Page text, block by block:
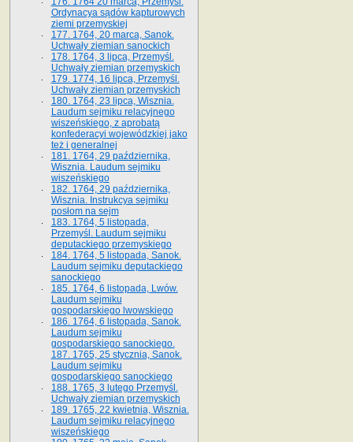
Ordynacya sądów kapturowych
ziemi przemyskiej
177. 1764, 20 marca, Sanok.
Uchwały ziemian sanockich
178. 1764, 3 lipca, Przemyśl.
Uchwały ziemian przemyskich
179. 1774, 16 lipca, Przemyśl.
Uchwały ziemian przemyskich
180. 1764, 23 lipca, Wisznia.
Laudum sejmiku relacyjnego
wiszeńskiego, z aprobatą
konfederacyi wojewódzkiej jako
też i generalnej
181. 1764, 29 października,
Wisznia. Laudum sejmiku
wiszeńskiego
182. 1764, 29 października,
Wisznia. Instrukcya sejmiku
posłom na sejm
183. 1764, 5 listopada,
Przemyśl. Laudum sejmiku
deputackiego przemyskiego
184. 1764, 5 listopada, Sanok.
Laudum sejmiku deputackiego
sanockiego
185. 1764, 6 listopada, Lwów.
Laudum sejmiku
gospodarskiego lwowskiego
186. 1764, 6 listopada, Sanok.
Laudum sejmiku
gospodarskiego sanockiego.
187. 1765, 25 stycznia, Sanok.
Laudum sejmiku
gospodarskiego sanockiego
188. 1765, 3 lutego Przemyśl.
Uchwały ziemian przemyskich
189. 1765, 22 kwietnia, Wisznia.
Laudum sejmiku relacyjnego
wiszeńskiego